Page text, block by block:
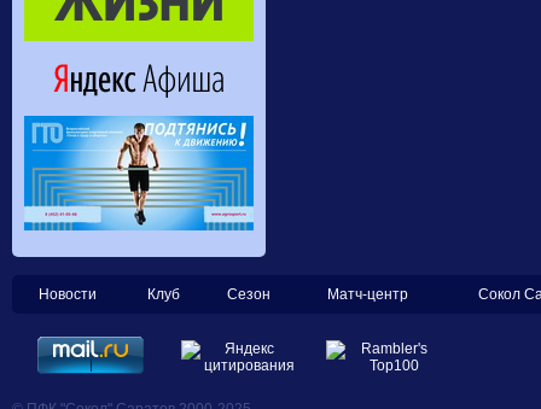
Новости Клуб Сезон Матч-центр Сокол